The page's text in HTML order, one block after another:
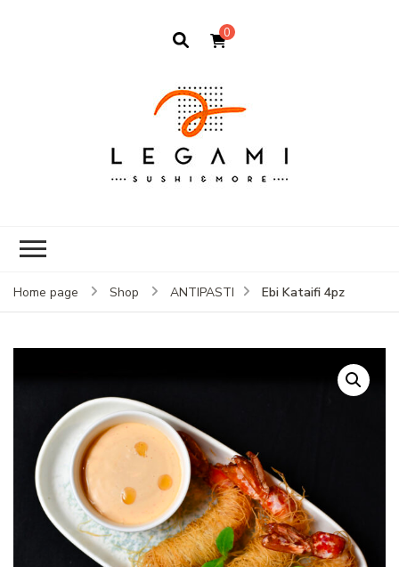
0
Home page Shop ANTIPASTI Ebi Kataifi 4pz